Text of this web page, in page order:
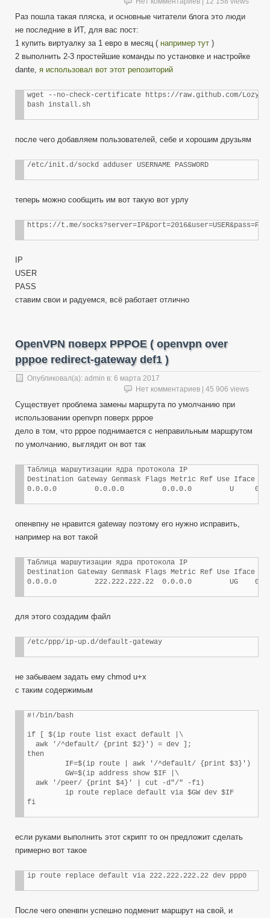
Раз пошла такая пляска, и основные читатели блога это люди
не последние в ИТ, для вас пост:
1 купить виртуалку за 1 евро в месяц ( например тут )
2 выполнить 2-3 простейшие команды по установке и настройке
dante, я использовал вот этот репозиторий
wget --no-check-certificate https://raw.github.com/
bash install.sh
после чего добавляем пользователей, себе и хорошим друзьям
/etc/init.d/sockd adduser USERNAME PASSWORD
теперь можно сообщить им вот такую вот урлу
https://t.me/
IP
USER
PASS
ставим свои и радуемся, всё работает отлично
OpenVPN поверх PPPOE ( openvpn over
pppoe redirect-gateway def1 )
Опубликовал(а): admin в: 6 марта 2017
Нет комментариев | 45 906 views
Существует проблема замены маршрута по умолчанию при
использовании openvpn поверх pppoe
дело в том, что pppoe поднимается с неправильным маршрутом
по умолчанию, выглядит он вот так
Таблица маршутизации ядра протокола IP
Destination Gateway Genmask Flags Metric Ref Use Iface
0.0.0.0         0.0.0.0         0.0.0.0         U     0
опенвпну не нравится gateway поэтому его нужно исправить,
например на вот такой
Таблица маршутизации ядра протокола IP
Destination Gateway Genmask Flags Metric Ref Use Iface
0.0.0.0         222.222.222.22  0.0.0.0         UG    0
для этого создадим файл
/etc/ppp/ip-up.d/default-gateway
не забываем задать ему chmod u+x
с таким содержимым
#!/bin/bash
if [ $(ip route list exact default |\
  awk '/^default/ {print $2}') = dev ];
then
         IF=$(ip route | awk '/^default/ {print $3}')
         GW=$(ip address show $IF |\
  awk '/peer/ {print $4}' | cut -d"/" -f1)
         ip route replace default via $GW dev $IF
fi
если руками выполнить этот скрипт то он предложит сделать
примерно вот такое
ip route replace default via 222.222.222.22 dev ppp0
После чего опенвпн успешно подменит маршрут на свой, и